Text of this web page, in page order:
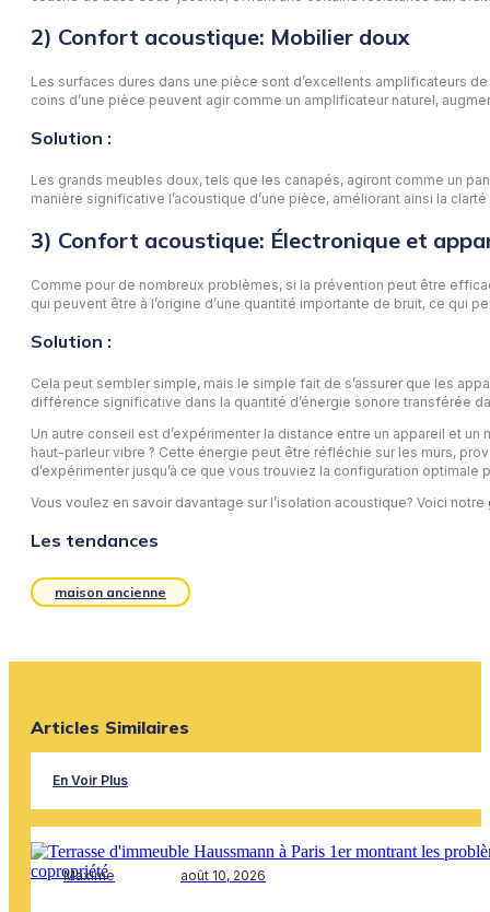
2) Confort acoustique: Mobilier doux
Les surfaces dures dans une pièce sont d’excellents amplificateurs
coins d’une pièce peuvent agir comme un amplificateur naturel,
Solution :
Les grands meubles doux, tels que les canapés, agiront comme un
manière significative l’acoustique d’une pièce, améliorant ainsi la
3) Confort acoustique: Électronique et
Comme pour de nombreux problèmes, si la prévention peut être
qui peuvent être à l’origine d’une quantité importante de bruit, ce qui
Solution :
Cela peut sembler simple, mais le simple fait de s’assurer que les
différence significative dans la quantité d’énergie sonore transférée
Un autre conseil est d’expérimenter la distance entre un appareil et
haut-parleur vibre ? Cette énergie peut être réfléchie sur les murs,
d’expérimenter jusqu’à ce que vous trouviez la configuration
Vous voulez en savoir davantage sur l’isolation acoustique? Voici notre
Les tendances
maison ancienne
Articles Similaires
En Voir Plus
Maxime août 10, 2026